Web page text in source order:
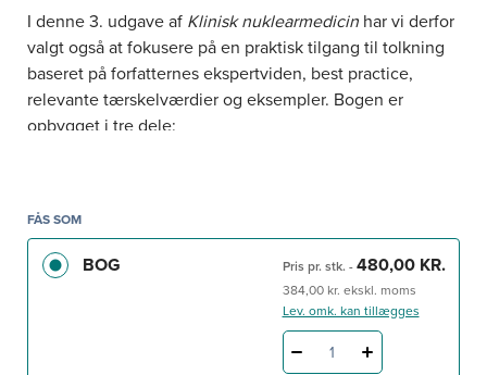
I denne 3. udgave af Klinisk nuklearmedicin har vi derfor
valgt også at fokusere på en praktisk tilgang til tolkning
baseret på forfatternes ekspertviden, best practice,
relevante tærskelværdier og eksempler. Bogen er
opbygget i tre dele:
Nuklearmedicin på tværs: de nuklearmedicinske
metoder
Den nuklearmedicinske værktøjskasse: de
grundlæggende redskaber såsom lægemidler og
FÅS SOM
BOG Pris pr. stk. - 480,00 KR.
384,00 kr. ekskl. moms
Lev. omk. kan tillægges
1